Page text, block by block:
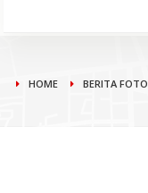
HOME BERITA FOTO